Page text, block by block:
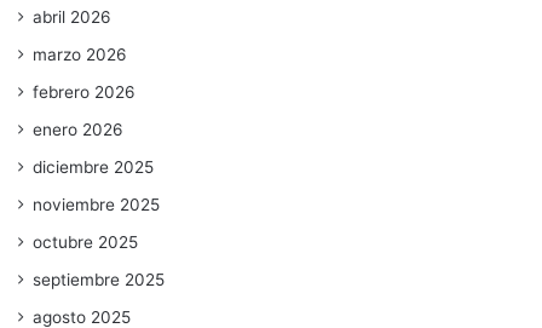
abril 2026
marzo 2026
febrero 2026
enero 2026
diciembre 2025
noviembre 2025
octubre 2025
septiembre 2025
agosto 2025